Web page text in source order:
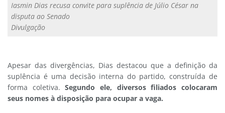
Iasmin Dias recusa convite para suplência de Júlio César na
disputa ao Senado
Divulgação
Apesar das divergências, Dias destacou que a definição da
suplência é uma decisão interna do partido, construída de
forma coletiva. Segundo ele, diversos filiados colocaram
seus nomes à disposição para ocupar a vaga.